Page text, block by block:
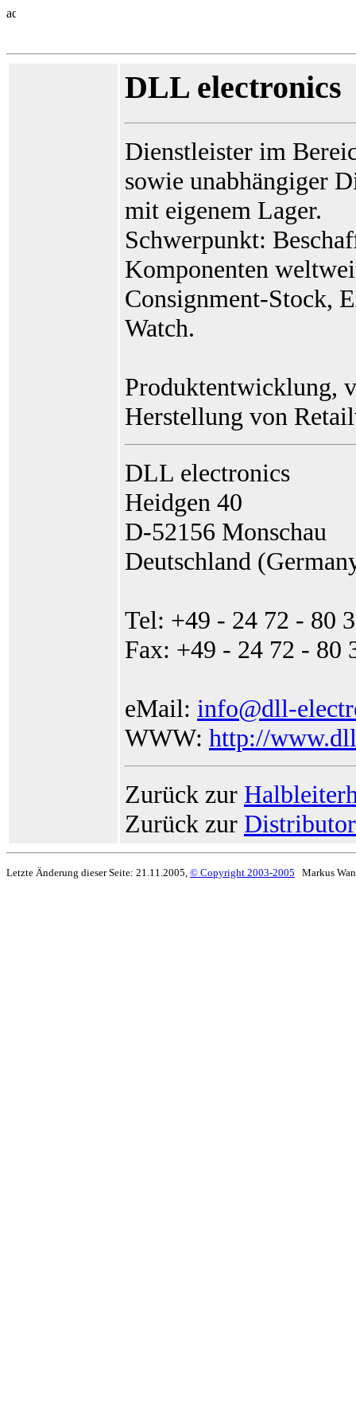
DLL electronics
Dienstleister im
sowie unabhängiger
mit eigenem Lager.
Schwerpunkt:
Komponenten
Consignment-Stock,
Watch.
Produktentwicklung,
Herstellung von
DLL electronics
Heidgen 40
D-52156 Monschau
Deutschland
Tel: +49 - 24 72 - 80
Fax: +49 - 24 72 - 80
eMail: info@dll-
WWW: http://
Zurück zur
Zurück zur
Letzte Änderung dieser Seite: 21.11.2005, © Copyright 2003-2005 Markus